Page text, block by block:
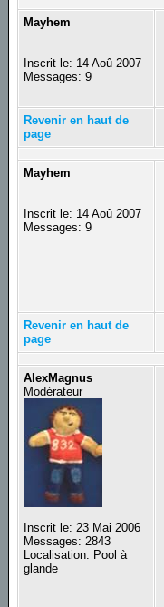
Mayhem
Inscrit le: 14 Aoû 2007
Messages: 9
Revenir en haut de
page
Mayhem
Inscrit le: 14 Aoû 2007
Messages: 9
Revenir en haut de
page
AlexMagnus
Modérateur
Inscrit le: 23 Mai 2006
Messages: 2843
Localisation: Pool à
glande